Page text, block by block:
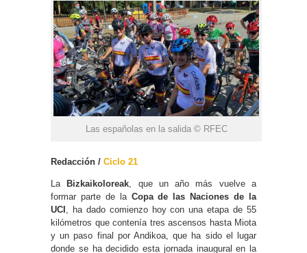
Las españolas en la salida © RFEC
Redacción / Ciclo 21
La Bizkaikoloreak , que un año más vuelve a
formar parte de la Copa de las Naciones de la
UCI
, ha dado comienzo hoy con una etapa de 55
kilómetros que contenía tres ascensos hasta Miota
y un paso final por Andikoa, que ha sido el lugar
donde se ha decidido esta jornada inaugural en la